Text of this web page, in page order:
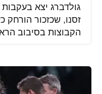
גולדברג יצא
זסנו, שכזכור הורחק
הקבוצות בסיבוב